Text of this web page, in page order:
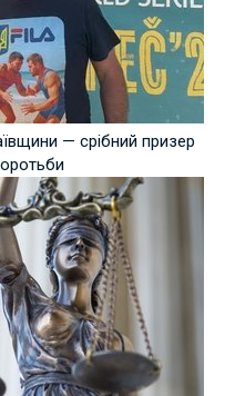
— срібний призер